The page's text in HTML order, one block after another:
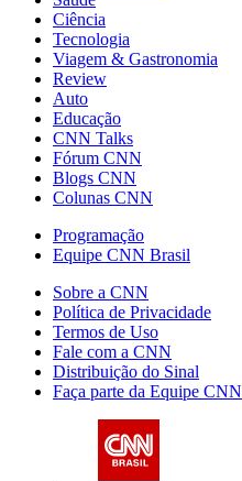
Ciência
Tecnologia
Viagem & Gastronomia
Review
Auto
Educação
CNN Talks
Fórum CNN
Blogs CNN
Colunas CNN
Programação
Equipe CNN Brasil
Sobre a CNN
Política de Privacidade
Termos de Uso
Fale com a CNN
Distribuição do Sinal
Faça parte da Equipe CNN